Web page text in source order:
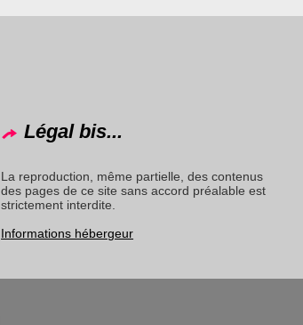
Légal bis...
La reproduction, même partielle, des contenus
des pages de ce site sans accord préalable est
strictement interdite.
Informations hébergeur